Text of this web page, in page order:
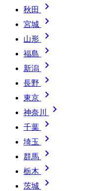
秋田 
宮城 
山形 
福島 
新潟 
長野 
東京 
神奈川 
千葉 
埼玉 
群馬 
栃木 
茨城 